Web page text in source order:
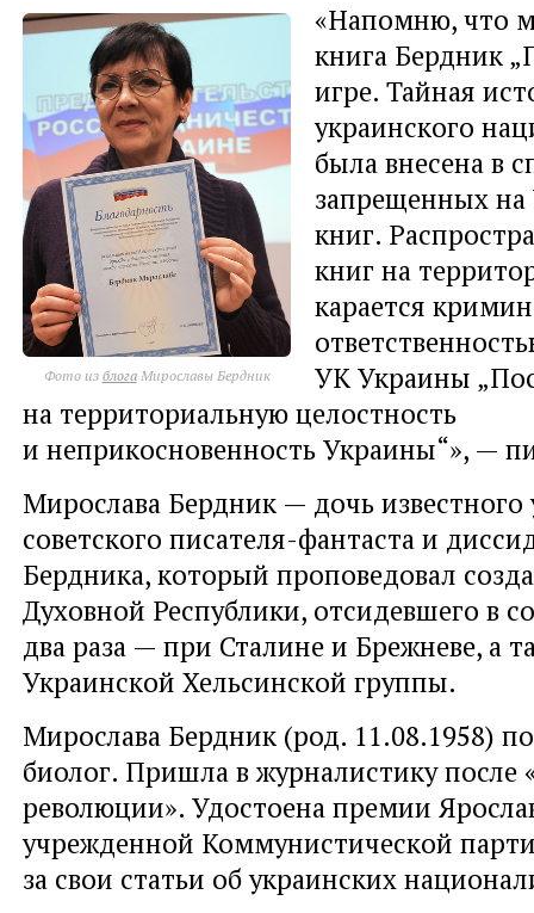
Фото из блогаМирославы Бердник
«Напомню, что
книга Бердник
игре. Тайная
украинского
была внесена в
запрещенных на
книг.
книг на
карается
УК Украины
на территориальную целостность
и неприкосновенность Украины“», —
Мирослава Бердник — дочь известного
советского писателя-фантаста и
Бердника, который проповедовал
Духовной Республики, отсидевшего в
два раза — при Сталине и Брежневе, а
Украинской Хельсинской группы.
Мирослава Бердник (род. 11.08.1958)
биолог. Пришла в журналистику после
революции». Удостоена премии
учрежденной Коммунистической
за свои статьи об украинских